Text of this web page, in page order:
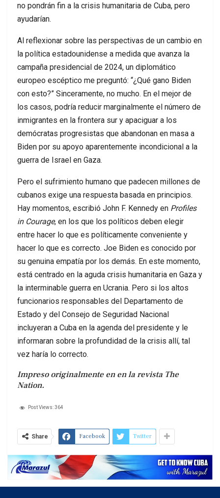
no pondrán fin a la crisis humanitaria de Cuba, pero
ayudarían.
Al reflexionar sobre las perspectivas de un cambio en
la política estadounidense a medida que avanza la
campaña presidencial de 2024, un diplomático
europeo escéptico me preguntó: “¿Qué gano Biden
con esto?” Sinceramente, no mucho. En el mejor de
los casos, podría reducir marginalmente el número de
inmigrantes en la frontera sur y apaciguar a los
demócratas progresistas que abandonan en masa a
Biden por su apoyo aparentemente incondicional a la
guerra de Israel en Gaza.
Pero el sufrimiento humano que padecen millones de
cubanos exige una respuesta basada en principios.
Hay momentos, escribió John F. Kennedy en Profiles
in Courage, en los que los políticos deben elegir
entre hacer lo que es políticamente conveniente y
hacer lo que es correcto. Joe Biden es conocido por
su genuina empatía por los demás. En este momento,
está centrado en la aguda crisis humanitaria en Gaza y
la interminable guerra en Ucrania. Pero si los altos
funcionarios responsables del Departamento de
Estado y del Consejo de Seguridad Nacional
incluyeran a Cuba en la agenda del presidente y le
informaran sobre la profundidad de la crisis allí, tal
vez haría lo correcto.
Impreso originalmente en en la revista The
Nation.
Post Views:364
Share Facebook Twitter